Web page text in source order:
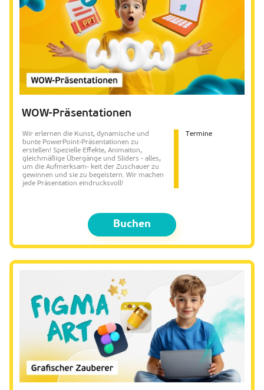
WOW-Präsentationen
Wir erlernen die Kunst, dynamische und
bunte PowerPoint-Präsentationen zu
erstellen! Spezielle Effekte, Animaiton,
gleichmäßige Übergänge und Sliders - alles,
um die Aufmerksam- keit der Zuschauer zu
gewinnen und sie zu begeistern. Wir machen
jede Präsentation eindrucksvoll!
Termine
Buchen